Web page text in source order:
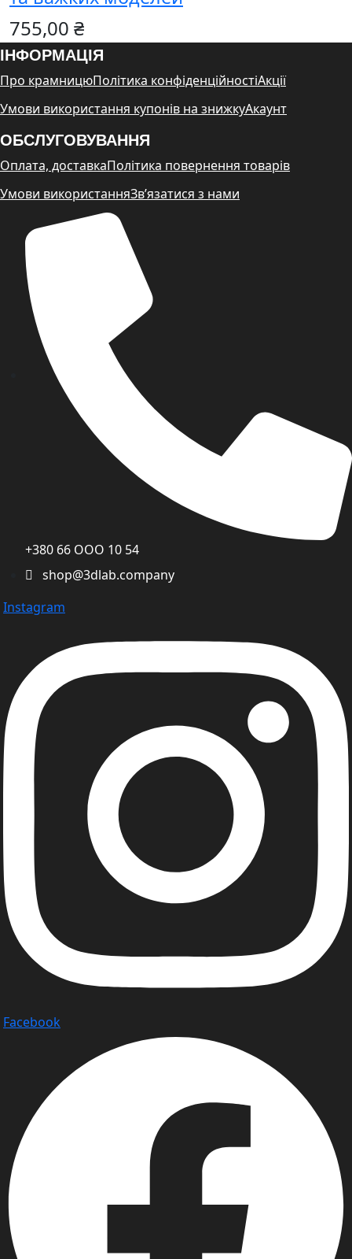
755,00 ₴
ІНФОРМАЦІЯ
Про крамницюПолітика конфіденційностіАкції
Умови використання купонів на знижкуАкаунт
ОБСЛУГОВУВАННЯ
Оплата, доставкаПолітика повернення товарів
Умови використанняЗв’язатися з нами
+380 66 ООО 10 54
shop@3dlab.company
Instagram
Facebook